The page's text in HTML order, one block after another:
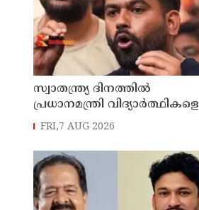
സ്വാതന്ത്ര്യ ദിനത്തില്‍
പ്രധാനമന്ത്രി വിദ്യാര്‍ത്ഥികളെ
അഭിസംബോധന ചെയ്യണം;
ദീപ്കെ
FRI,7 AUG 2026